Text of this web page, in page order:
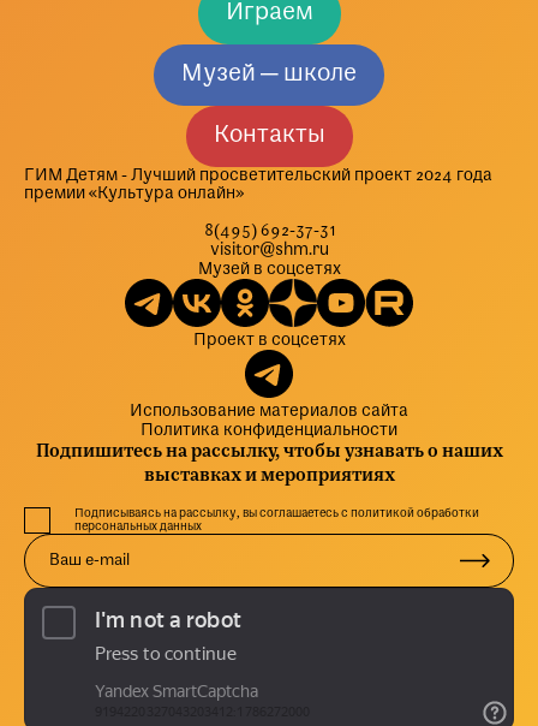
Играем
Музей — школе
Контакты
ГИМ Детям - Лучший просветительский проект 2024 года
премии «Культура онлайн»
8(495) 692-37-31
visitor@shm.ru
Музей в соцсетях
Проект в соцсетях
Использование материалов сайта
Политика конфиденциальности
Подпишитесь на рассылку, чтобы узнавать о наших
выставках и мероприятиях
Подписываясь на рассылку, вы соглашаетесь с политикой обработки
персональных данных